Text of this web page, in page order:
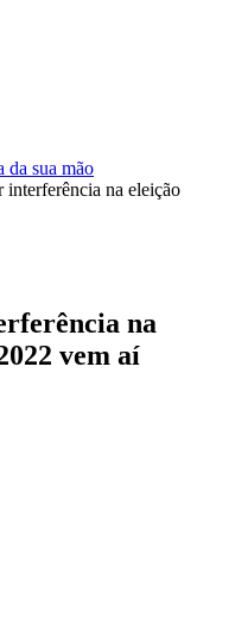
da sua mão
interferência na eleição
na
vem aí